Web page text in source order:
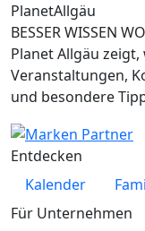
PlanetAllgäu
BESSER WISSEN
Planet Allgäu
Veranstaltungen,
und besondere
Entdecken
Kalender
Für Unternehmen